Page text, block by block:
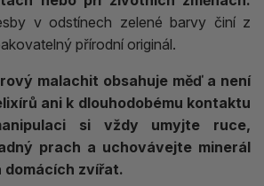
v odstínech zelené barvy činí z
přírodní originál.
malachit obsahuje měď a není
ani k dlouhodobému kontaktu
si vždy umyjte ruce,
prach a uchovávejte minerál
domácích zvířat.